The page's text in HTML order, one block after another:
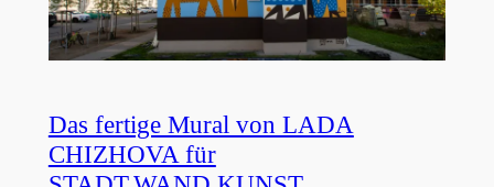
Das fertige Mural von LADA
CHIZHOVA für